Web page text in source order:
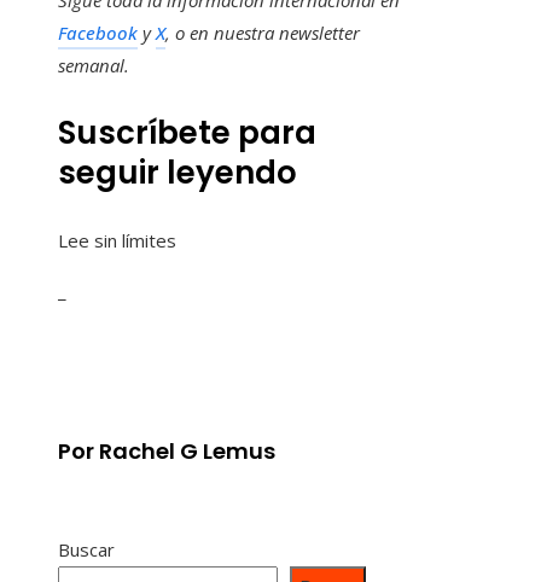
Facebook yX, o en nuestra newsletter
semanal.
Suscríbete para
seguir leyendo
Lee sin límites
Por Rachel G Lemus
Buscar